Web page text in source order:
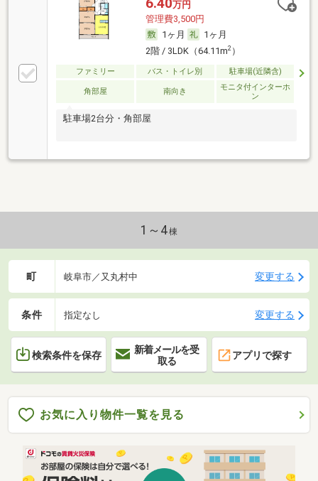
6.40万円
管理費3,500円
1ヶ月
1ヶ月
2階 / 3LDK（64.11m2）
ファミリー バス・トイレ別 駐車場(近隣含)
角部屋 南向き
モニタ付インターホ
ン
駐車場2台分・角部屋
1～4棟
町 岐阜市／又丸村中 変更する
条件 指定なし 変更する
検索条件を保存
新着メールを受
取る
アプリで探す
お気に入り物件一覧を見る